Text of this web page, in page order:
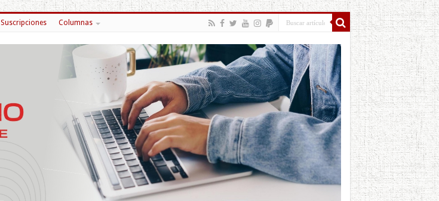
Suscripciones Columnas